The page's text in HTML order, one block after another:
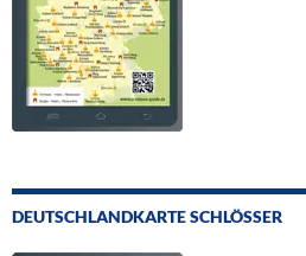
DEUTSCHLANDKARTE SCHLÖSSER